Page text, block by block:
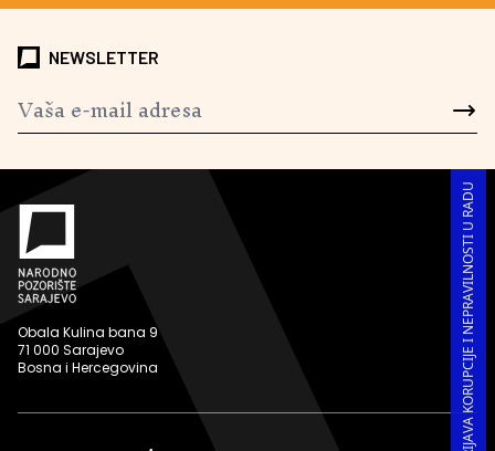
NEWSLETTER
PRIJAVA KORUPCIJE I NEPRAVILNOSTI U RADU
Obala Kulina bana 9
71 000 Sarajevo
Bosna i Hercegovina